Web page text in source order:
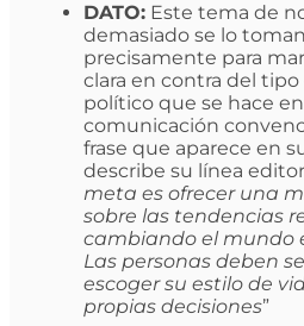
DATO:Este tema de
demasiado se lo
precisamente para
clara en contra del
político que se hace
comunicación
frase que aparece en
describe su línea
meta es ofrecer una
sobre las tendencias
cambiando el mundo
Las personas deben
escoger su estilo de
propias decisiones”